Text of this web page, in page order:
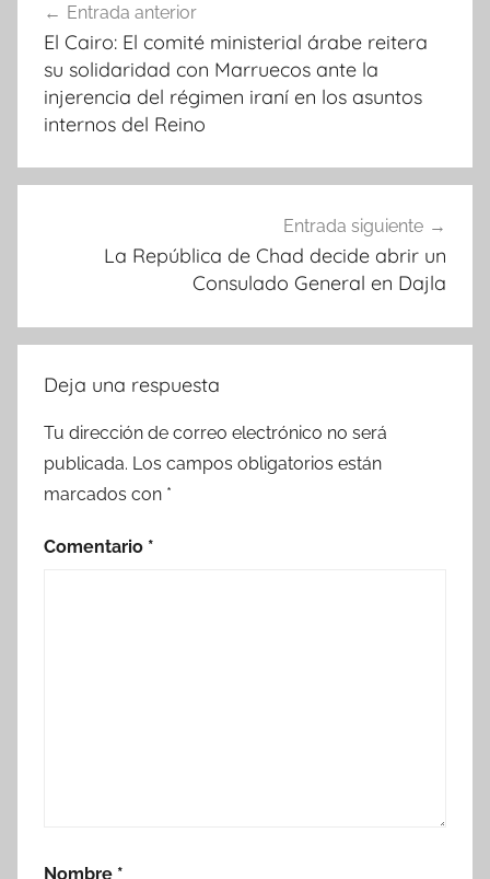
de
entradas
Entrada anterior
El Cairo: El comité ministerial árabe reitera
su solidaridad con Marruecos ante la
injerencia del régimen iraní en los asuntos
internos del Reino
Entrada siguiente
La República de Chad decide abrir un
Consulado General en Dajla
Deja una respuesta
Tu dirección de correo electrónico no será
publicada. Los campos obligatorios están
marcados con *
Comentario *
Nombre *